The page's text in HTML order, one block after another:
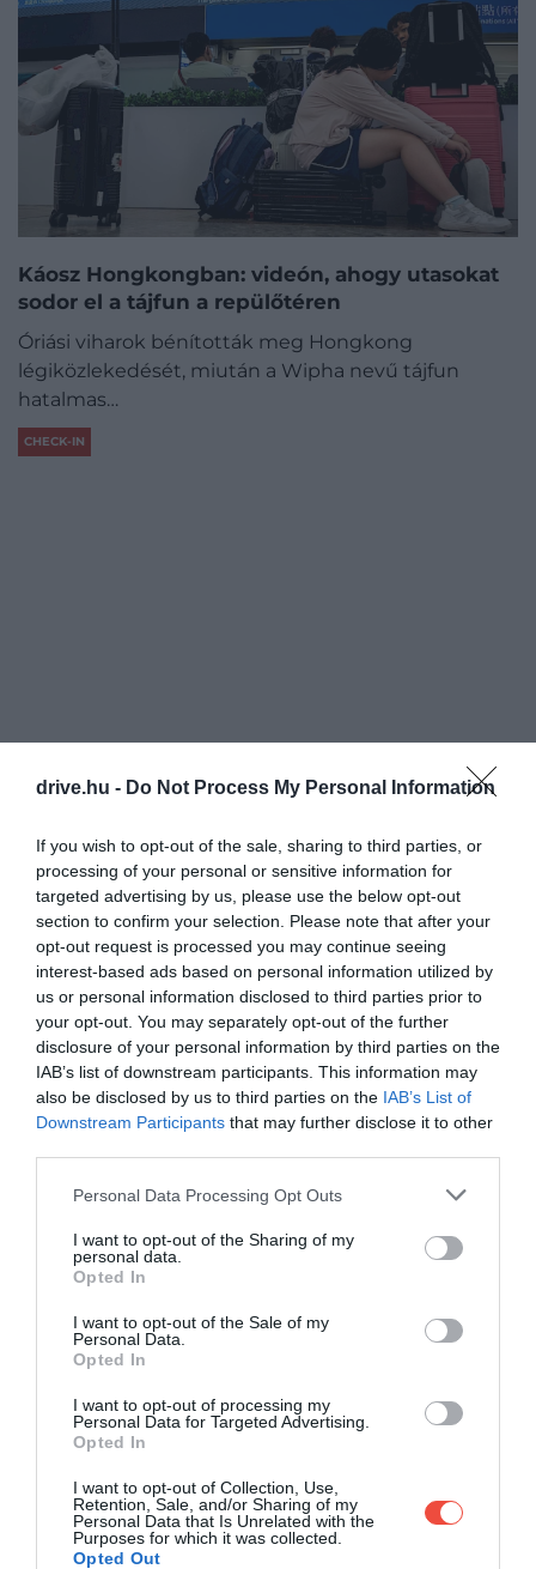
drive.hu - Do Not Process My Personal Information
If you wish to opt-out of the sale, sharing to third parties, or
processing of your personal or sensitive information for
targeted advertising by us, please use the below opt-out
section to confirm your selection. Please note that after your
opt-out request is processed you may continue seeing
interest-based ads based on personal information utilized by
us or personal information disclosed to third parties prior to
your opt-out. You may separately opt-out of the further
disclosure of your personal information by third parties on the
IAB’s list of downstream participants. This information may
also be disclosed by us to third parties on the IAB’s List of
Downstream Participants that may further disclose it to other
Please note that this website/app uses one or more Google
not limited to your visit or usage behaviour. You may click to
grant or deny consent to Google and its third-party tags to
use your data for below specified purposes in below Google
consent section.
Personal Data Processing Opt Outs
I want to opt-out of the Sharing of my
personal data.
Opted In
I want to opt-out of the Sale of my
Personal Data.
Opted In
I want to opt-out of processing my
Personal Data for Targeted Advertising.
Opted In
I want to opt-out of Collection, Use,
Retention, Sale, and/or Sharing of my
Personal Data that Is Unrelated with the
Purposes for which it was collected.
Opted Out
Káosz Hongkongban: videón, ahogy utasokat
sodor el a tájfun a repülőtéren
Óriási viharok bénították meg Hongkong
légiközlekedését, miután a Wipha nevű tájfun
hatalmas…
CHECK-IN
9+1 tipp, hogy olcsón megúszd a világ egyik
Szingapúr, New York, Párizs, Hongkong... és
fényesen csillogó társaik: a világ legdrágább városai…
DRIVE-TIPP